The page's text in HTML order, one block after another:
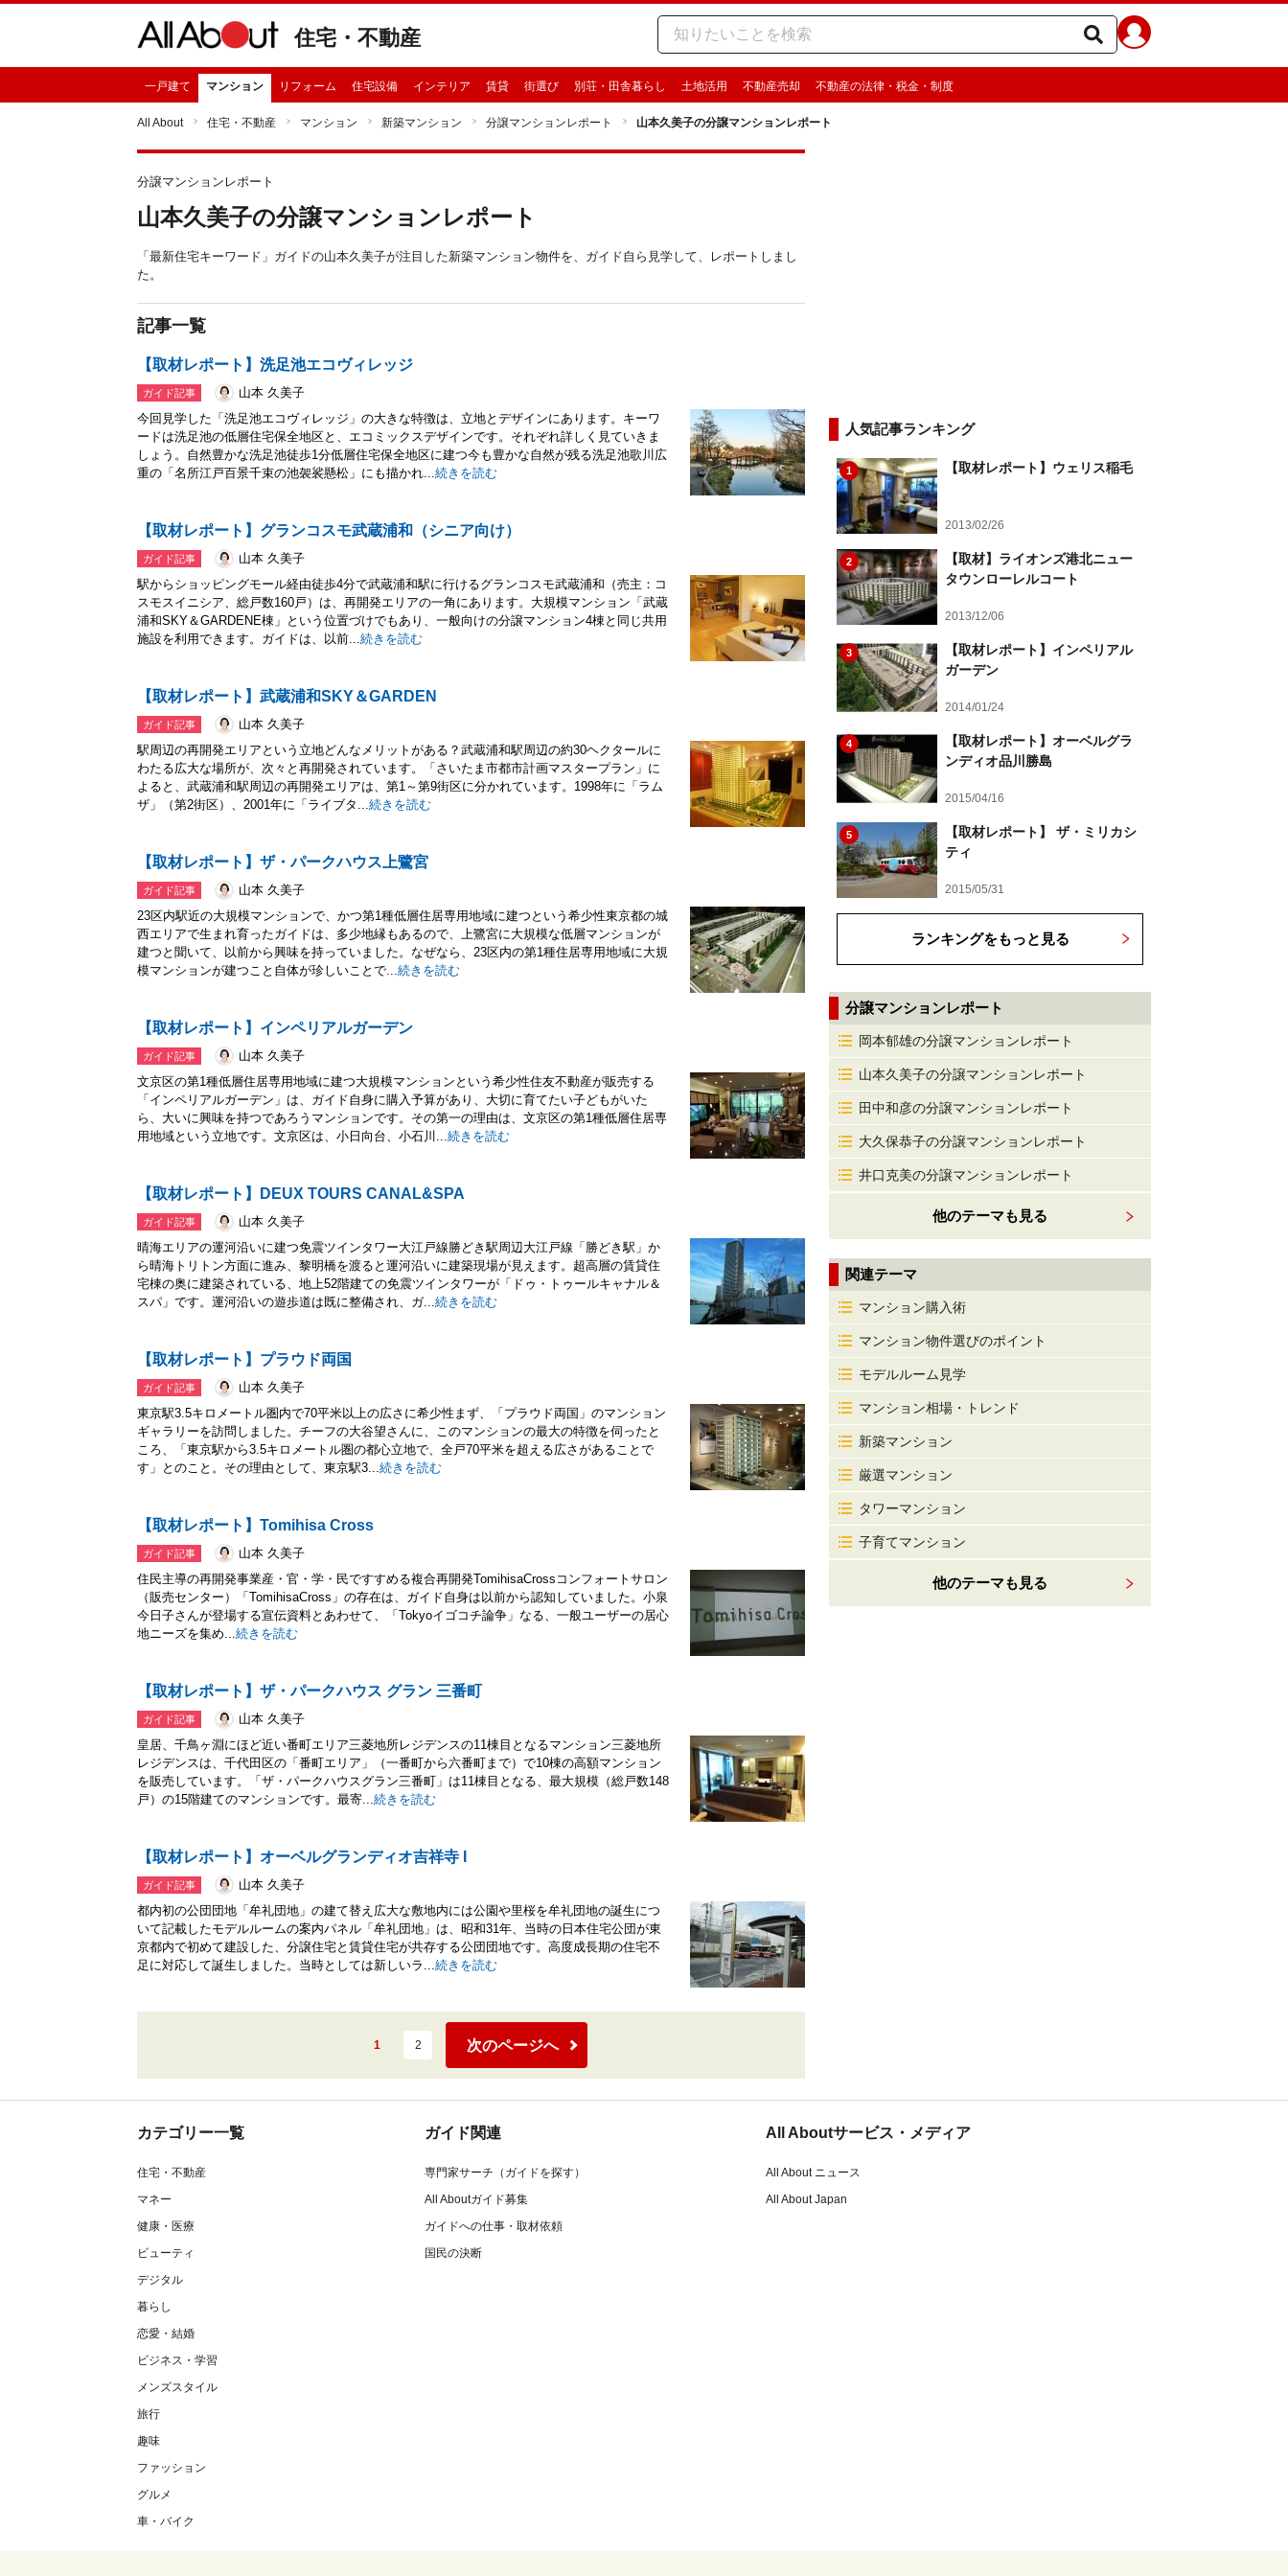
住宅・不動産
一戸建て マンション リフォーム 住宅設備 インテリア 賃貸 街選び 別荘・田舎暮らし 土地活用 不動産売却 不動産の法律・税金・制度
All About 住宅・不動産 マンション 新築マンション 分譲マンションレポート 山本久美子の分譲マンションレポート
分譲マンションレポート
山本久美子の分譲マンションレポート
「最新住宅キーワード」ガイドの山本久美子が注目した新築マンション物件を、ガイド自ら見学して、レポートしまし
た。
記事一覧
【取材レポート】洗足池エコヴィレッジ
ガイド記事
山本 久美子
今回見学した「洗足池エコヴィレッジ」の大きな特徴は、立地とデザインにあります。キーワ
ードは洗足池の低層住宅保全地区と、エコミックスデザインです。それぞれ詳しく見ていきま
しょう。自然豊かな洗足池徒歩1分低層住宅保全地区に建つ今も豊かな自然が残る洗足池歌川広
重の「名所江戸百景千束の池袈裟懸松」にも描かれ...続きを読む
【取材レポート】グランコスモ武蔵浦和（シニア向け）
ガイド記事
山本 久美子
駅からショッピングモール経由徒歩4分で武蔵浦和駅に行けるグランコスモ武蔵浦和（売主：コ
スモスイニシア、総戸数160戸）は、再開発エリアの一角にあります。大規模マンション「武蔵
浦和SKY＆GARDENE棟」という位置づけでもあり、一般向けの分譲マンション4棟と同じ共用
施設を利用できます。ガイドは、以前...続きを読む
【取材レポート】武蔵浦和SKY＆GARDEN
ガイド記事
山本 久美子
駅周辺の再開発エリアという立地どんなメリットがある？武蔵浦和駅周辺の約30ヘクタールに
わたる広大な場所が、次々と再開発されています。「さいたま市都市計画マスタープラン」に
よると、武蔵浦和駅周辺の再開発エリアは、第1～第9街区に分かれています。1998年に「ラム
ザ」（第2街区）、2001年に「ライブタ...続きを読む
【取材レポート】ザ・パークハウス上鷺宮
ガイド記事
山本 久美子
23区内駅近の大規模マンションで、かつ第1種低層住居専用地域に建つという希少性東京都の城
西エリアで生まれ育ったガイドは、多少地縁もあるので、上鷺宮に大規模な低層マンションが
建つと聞いて、以前から興味を持っていました。なぜなら、23区内の第1種住居専用地域に大規
模マンションが建つこと自体が珍しいことで...続きを読む
【取材レポート】インペリアルガーデン
ガイド記事
山本 久美子
文京区の第1種低層住居専用地域に建つ大規模マンションという希少性住友不動産が販売する
「インペリアルガーデン」は、ガイド自身に購入予算があり、大切に育てたい子どもがいた
ら、大いに興味を持つであろうマンションです。その第一の理由は、文京区の第1種低層住居専
用地域という立地です。文京区は、小日向台、小石川...続きを読む
【取材レポート】DEUX TOURS CANAL&SPA
ガイド記事
山本 久美子
晴海エリアの運河沿いに建つ免震ツインタワー大江戸線勝どき駅周辺大江戸線「勝どき駅」か
ら晴海トリトン方面に進み、黎明橋を渡ると運河沿いに建築現場が見えます。超高層の賃貸住
宅棟の奥に建築されている、地上52階建ての免震ツインタワーが「ドゥ・トゥールキャナル＆
スパ」です。運河沿いの遊歩道は既に整備され、ガ...続きを読む
【取材レポート】プラウド両国
ガイド記事
山本 久美子
東京駅3.5キロメートル圏内で70平米以上の広さに希少性まず、「プラウド両国」のマンション
ギャラリーを訪問しました。チーフの大谷望さんに、このマンションの最大の特徴を伺ったと
ころ、「東京駅から3.5キロメートル圏の都心立地で、全戸70平米を超える広さがあることで
す」とのこと。その理由として、東京駅3...続きを読む
【取材レポート】Tomihisa Cross
ガイド記事
山本 久美子
住民主導の再開発事業産・官・学・民ですすめる複合再開発TomihisaCrossコンフォートサロン
（販売センター）「TomihisaCross」の存在は、ガイド自身は以前から認知していました。小泉
今日子さんが登場する宣伝資料とあわせて、「Tokyoイゴコチ論争」なる、一般ユーザーの居心
地ニーズを集め...続きを読む
【取材レポート】ザ・パークハウス グラン 三番町
ガイド記事
山本 久美子
皇居、千鳥ヶ淵にほど近い番町エリア三菱地所レジデンスの11棟目となるマンション三菱地所
レジデンスは、千代田区の「番町エリア」（一番町から六番町まで）で10棟の高額マンション
を販売しています。「ザ・パークハウスグラン三番町」は11棟目となる、最大規模（総戸数148
戸）の15階建てのマンションです。最寄...続きを読む
【取材レポート】オーベルグランディオ吉祥寺 I
ガイド記事
山本 久美子
都内初の公団団地「牟礼団地」の建て替え広大な敷地内には公園や里桜を牟礼団地の誕生につ
いて記載したモデルルームの案内パネル「牟礼団地」は、昭和31年、当時の日本住宅公団が東
京都内で初めて建設した、分譲住宅と賃貸住宅が共存する公団団地です。高度成長期の住宅不
足に対応して誕生しました。当時としては新しいラ...続きを読む
1 2 次のページへ
人気記事ランキング
1 【取材レポート】ウェリス稲毛
2013/02/26
2
【取材】ライオンズ港北ニュー
タウンローレルコート
2013/12/06
3
【取材レポート】インペリアル
ガーデン
2014/01/24
4
【取材レポート】オーベルグラ
ンディオ品川勝島
2015/04/16
5
【取材レポート】 ザ・ミリカシ
ティ
2015/05/31
ランキングをもっと見る
分譲マンションレポート
岡本郁雄の分譲マンションレポート
山本久美子の分譲マンションレポート
田中和彦の分譲マンションレポート
大久保恭子の分譲マンションレポート
井口克美の分譲マンションレポート
他のテーマも見る
関連テーマ
マンション購入術
マンション物件選びのポイント
モデルルーム見学
マンション相場・トレンド
新築マンション
厳選マンション
タワーマンション
子育てマンション
他のテーマも見る
カテゴリー一覧
住宅・不動産
マネー
健康・医療
ビューティ
デジタル
暮らし
恋愛・結婚
ビジネス・学習
メンズスタイル
旅行
趣味
ファッション
グルメ
車・バイク
ガイド関連
専門家サーチ（ガイドを探す）
All Aboutガイド募集
ガイドへの仕事・取材依頼
国民の決断
All Aboutサービス・メディア
All About ニュース
All About Japan